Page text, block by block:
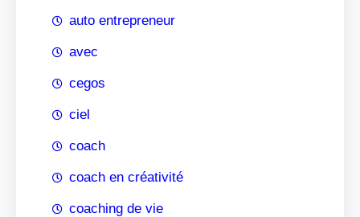
auto entrepreneur
avec
cegos
ciel
coach
coach en créativité
coaching de vie